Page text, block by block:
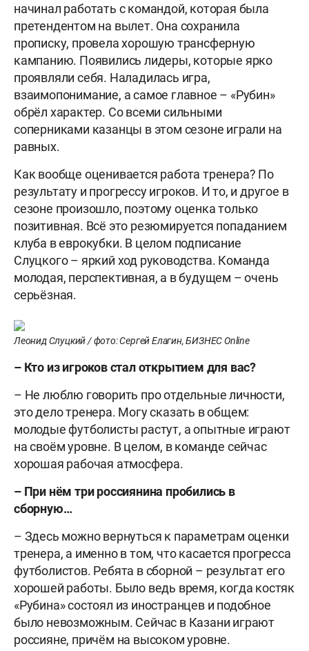
начинал работать с командой, которая была
претендентом на вылет. Она сохранила
прописку, провела хорошую трансферную
кампанию. Появились лидеры, которые ярко
проявляли себя. Наладилась игра,
взаимопонимание, а самое главное – «Рубин»
обрёл характер. Со всеми сильными
соперниками казанцы в этом сезоне играли на
равных.
Как вообще оценивается работа тренера? По
результату и прогрессу игроков. И то, и другое в
сезоне произошло, поэтому оценка только
позитивная. Всё это резюмируется попаданием
клуба в еврокубки. В целом подписание
Слуцкого – яркий ход руководства. Команда
молодая, перспективная, а в будущем – очень
серьёзная.
Леонид Слуцкий / фото: Сергей Елагин, БИЗНЕС Online
– Кто из игроков стал открытием для вас?
– Не люблю говорить про отдельные личности,
это дело тренера. Могу сказать в общем:
молодые футболисты растут, а опытные играют
на своём уровне. В целом, в команде сейчас
хорошая рабочая атмосфера.
– При нём три россиянина пробились в
сборную…
– Здесь можно вернуться к параметрам оценки
тренера, а именно в том, что касается прогресса
футболистов. Ребята в сборной – результат его
хорошей работы. Было ведь время, когда костяк
«Рубина» состоял из иностранцев и подобное
было невозможным. Сейчас в Казани играют
россияне, причём на высоком уровне.